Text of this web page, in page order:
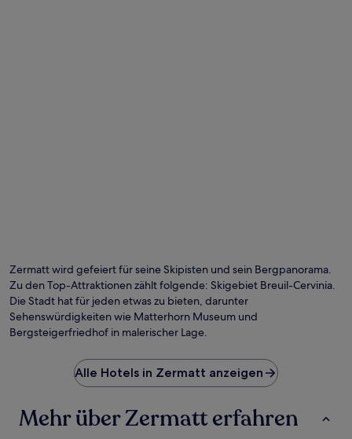
Zermatt wird gefeiert für seine Skipisten und sein Bergpanorama.
Zu den Top-Attraktionen zählt folgende: Skigebiet Breuil-Cervinia.
Die Stadt hat für jeden etwas zu bieten, darunter
Sehenswürdigkeiten wie Matterhorn Museum und
Bergsteigerfriedhof in malerischer Lage.
Alle Hotels in Zermatt anzeigen
Mehr über Zermatt erfahren